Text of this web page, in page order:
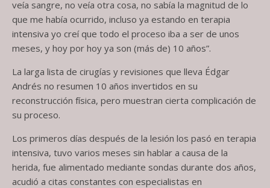
veía sangre, no veía otra cosa, no sabía la magnitud de lo
que me había ocurrido, incluso ya estando en terapia
intensiva yo creí que todo el proceso iba a ser de unos
meses, y hoy por hoy ya son (más de) 10 años”.
La larga lista de cirugías y revisiones que lleva Édgar
Andrés no resumen 10 años invertidos en su
reconstrucción física, pero muestran cierta complicación de
su proceso.
Los primeros días después de la lesión los pasó en terapia
intensiva, tuvo varios meses sin hablar a causa de la
herida, fue alimentado mediante sondas durante dos años,
acudió a citas constantes con especialistas en